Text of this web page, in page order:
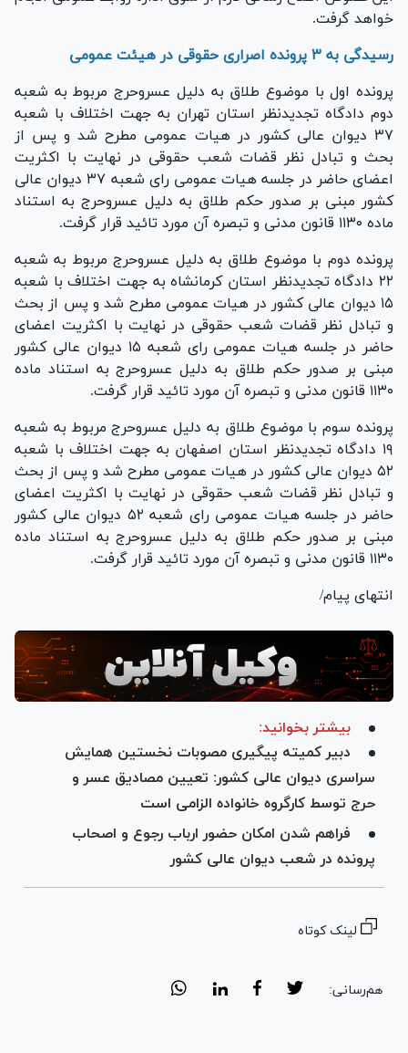
خواهد گرفت.
رسیدگی به ۳ پرونده اصراری حقوقی در هیئت عمومی
پرونده اول با موضوع طلاق به دلیل عسروحرج مربوط به شعبه
دوم دادگاه تجدیدنظر استان تهران به جهت اختلاف با شعبه
۳۷ دیوان عالی کشور در هیات عمومی مطرح شد و پس از
بحث و تبادل نظر قضات شعب حقوقی در نهایت با اکثریت
اعضای حاضر در جلسه هیات عمومی رای شعبه ۳۷ دیوان عالی
کشور مبنی بر صدور حکم طلاق به دلیل عسروحرج به استناد
ماده ۱۱۳۰ قانون مدنی و تبصره آن مورد تائید قرار گرفت.
پرونده دوم با موضوع طلاق به دلیل عسروحرج مربوط به شعبه
۲۲ دادگاه تجدیدنظر استان کرمانشاه به جهت اختلاف با شعبه
۱۵ دیوان عالی کشور در هیات عمومی مطرح شد و پس از بحث
و تبادل نظر قضات شعب حقوقی در نهایت با اکثریت اعضای
حاضر در جلسه هیات عمومی رای شعبه ۱۵ دیوان عالی کشور
مبنی بر صدور حکم طلاق به دلیل عسروحرج به استناد ماده
۱۱۳۰ قانون مدنی و تبصره آن مورد تائید قرار گرفت.
پرونده سوم با موضوع طلاق به دلیل عسروحرج مربوط به شعبه
۱۹ دادگاه تجدیدنظر استان اصفهان به جهت اختلاف با شعبه
۵۲ دیوان عالی کشور در هیات عمومی مطرح شد و پس از بحث
و تبادل نظر قضات شعب حقوقی در نهایت با اکثریت اعضای
حاضر در جلسه هیات عمومی رای شعبه ۵۲ دیوان عالی کشور
مبنی بر صدور حکم طلاق به دلیل عسروحرج به استناد ماده
۱۱۳۰ قانون مدنی و تبصره آن مورد تائید قرار گرفت.
انتهای پیام/
بیشتر بخوانید:
دبیر کمیته پیگیری مصوبات نخستین همایش
سراسری دیوان عالی کشور: تعیین مصادیق عسر و
حرج توسط کارگروه خانواده الزامی است
فراهم شدن امکان حضور ارباب رجوع و اصحاب
پرونده در شعب دیوان عالی کشور
لینک کوتاه
هم‌رسانی: